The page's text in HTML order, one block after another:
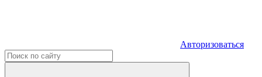
Авторизоваться